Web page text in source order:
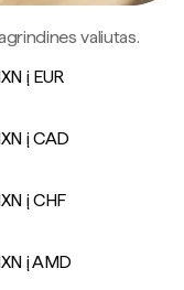
valiutas.
į EUR
į CAD
į CHF
į AMD